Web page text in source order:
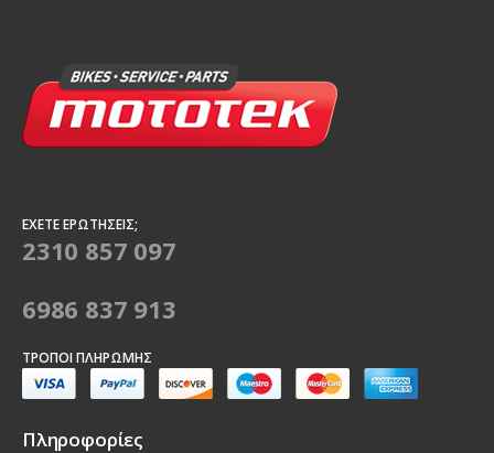
ΈΧΕΤΕ ΕΡΩΤΉΣΕΙΣ;
2310 857 097
6986 837 913
ΤΡΌΠΟΙ ΠΛΗΡΩΜΉΣ
Πληροφορίες